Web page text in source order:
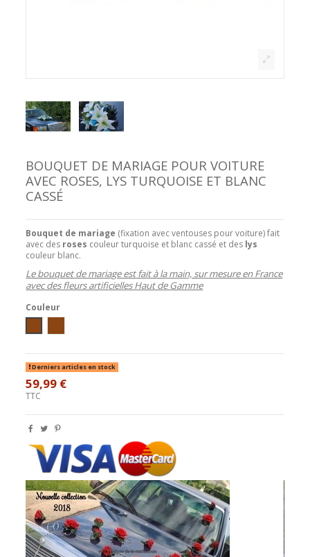
BOUQUET DE MARIAGE POUR VOITURE
AVEC ROSES, LYS TURQUOISE ET BLANC
CASSÉ
Bouquet de mariage (fixation avec ventouses pour voiture) fait
avec des roses couleur turquoise et blanc cassé et des lys
couleur blanc.
Le bouquet de mariage est fait à la main, sur mesure en France
avec des fleurs artificielles Haut de Gamme
Couleur
Derniers articles en stock
59,99 €
TTC